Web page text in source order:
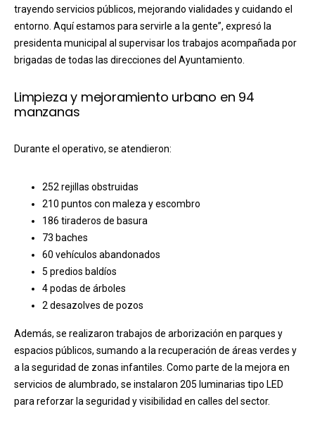
trayendo servicios públicos, mejorando vialidades y cuidando el
entorno. Aquí estamos para servirle a la gente”, expresó la
presidenta municipal al supervisar los trabajos acompañada por
brigadas de todas las direcciones del Ayuntamiento.
Limpieza y mejoramiento urbano en 94
manzanas
Durante el operativo, se atendieron:
252 rejillas obstruidas
210 puntos con maleza y escombro
186 tiraderos de basura
73 baches
60 vehículos abandonados
5 predios baldíos
4 podas de árboles
2 desazolves de pozos
Además, se realizaron trabajos de arborización en parques y
espacios públicos, sumando a la recuperación de áreas verdes y
a la seguridad de zonas infantiles. Como parte de la mejora en
servicios de alumbrado, se instalaron 205 luminarias tipo LED
para reforzar la seguridad y visibilidad en calles del sector.